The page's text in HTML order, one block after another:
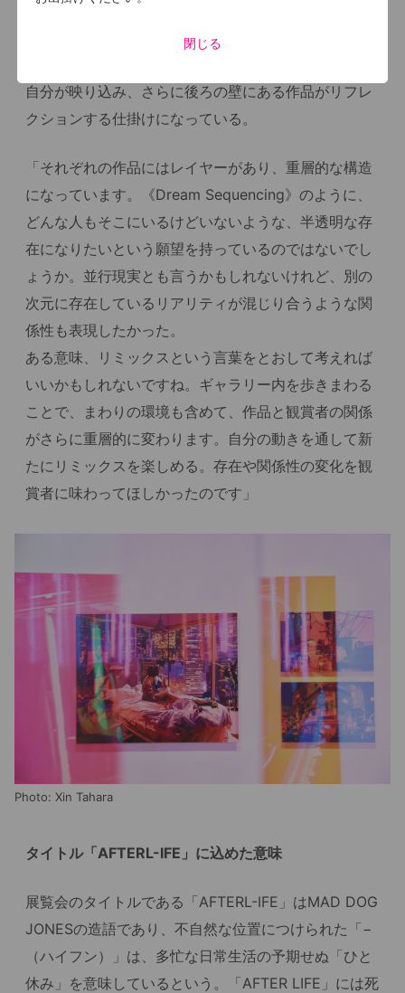
カラープレートを覗き見ると、ハーフミラーのように
自分が映り込み、さらに後ろの壁にある作品がリフレ
クションする仕掛けになっている。
「それぞれの作品にはレイヤーがあり、重層的な構造
になっています。《Dream Sequencing》のように、
どんな人もそこにいるけどいないような、半透明な存
在になりたいという願望を持っているのではないでし
ょうか。並行現実とも言うかもしれないけれど、別の
次元に存在しているリアリティが混じり合うような関
係性も表現したかった。
ある意味、リミックスという言葉をとおして考えれば
いいかもしれないですね。ギャラリー内を歩きまわる
ことで、まわりの環境も含めて、作品と観賞者の関係
がさらに重層的に変わります。自分の動きを通して新
たにリミックスを楽しめる。存在や関係性の変化を観
賞者に味わってほしかったのです」
Photo: Xin Tahara
タイトル「AFTERL-IFE」に込めた意味
展覧会のタイトルである「AFTERL-IFE」はMAD DOG
JONESの造語であり、不自然な位置につけられた「−
（ハイフン）」は、多忙な日常生活の予期せぬ「ひと
休み」を意味しているという。「AFTER LIFE」には死
閉じる